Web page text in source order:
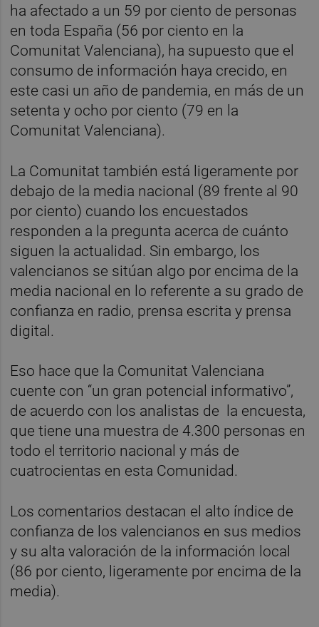
ha afectado a un 59 por ciento de personas
en toda España (56 por ciento en la
Comunitat Valenciana), ha supuesto que el
consumo de información haya crecido, en
este casi un año de pandemia, en más de un
setenta y ocho por ciento (79 en la
Comunitat Valenciana).
La Comunitat también está ligeramente por
debajo de la media nacional (89 frente al 90
por ciento) cuando los encuestados
responden a la pregunta acerca de cuánto
siguen la actualidad. Sin embargo, los
valencianos se sitúan algo por encima de la
media nacional en lo referente a su grado de
confianza en radio, prensa escrita y prensa
digital.
Eso hace que la Comunitat Valenciana
cuente con “un gran potencial informativo”,
de acuerdo con los analistas de la encuesta,
que tiene una muestra de 4.300 personas en
todo el territorio nacional y más de
cuatrocientas en esta Comunidad.
Los comentarios destacan el alto índice de
confianza de los valencianos en sus medios
y su alta valoración de la información local
(86 por ciento, ligeramente por encima de la
media).